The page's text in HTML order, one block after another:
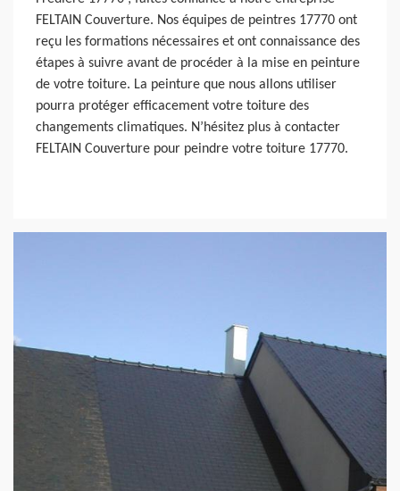
FELTAIN Couverture. Nos équipes de peintres 17770 ont
reçu les formations nécessaires et ont connaissance des
étapes à suivre avant de procéder à la mise en peinture
de votre toiture. La peinture que nous allons utiliser
pourra protéger efficacement votre toiture des
changements climatiques. N’hésitez plus à contacter
FELTAIN Couverture pour peindre votre toiture 17770.